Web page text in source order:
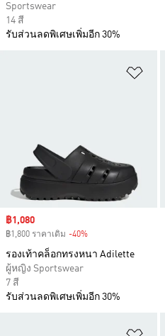
Sportswear
14 สี
รับส่วนลดพิเศษเพิ่มอีก 30%
Sale price
฿1,080
฿1,800 ราคาเดิม -40%
รองเท้าคล็อกทรงหนา Adilette
ผู้หญิง Sportswear
7 สี
รับส่วนลดพิเศษเพิ่มอีก 30%